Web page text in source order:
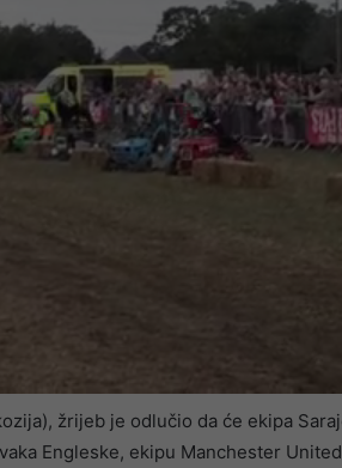
žrijeb je odlučio da će ekipa
Engleske, ekipu Manchester